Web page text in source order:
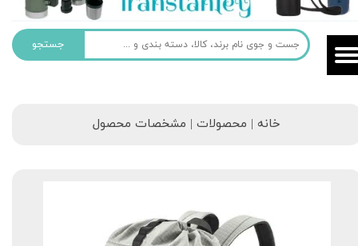
جستجو
خانه | محصولات | مشخصات محصول